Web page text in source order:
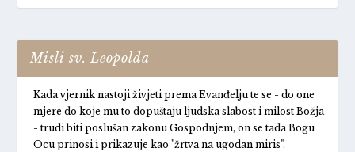
Misli sv. Leopolda
Kada vjernik nastoji živjeti prema Evanđelju te se - do one
mjere do koje mu to dopuštaju ljudska slabost i milost Božja
- trudi biti poslušan zakonu Gospodnjem, on se tada Bogu
Ocu prinosi i prikazuje kao "žrtva na ugodan miris".